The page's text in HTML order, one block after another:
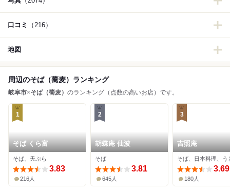
口コミ （216）
地図
周辺のそば（蕎麦）ランキング
岐阜市×そば（蕎麦） のランキング（点数の高いお店）です。
1
そば くら富
そば、天ぷら
3.83
216人
2
胡蝶庵 仙波
そば
3.81
645人
3
吉照庵
そば、日本料理、う
3.69
180人